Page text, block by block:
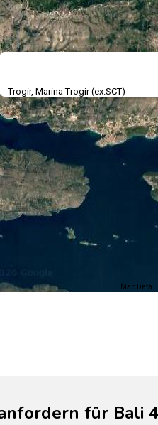
Trogir, Marina Trogir (ex.SCT)
Map Data
für Bali